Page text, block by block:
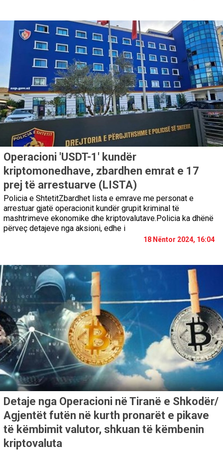
Operacioni 'USDT-1' kundër
kriptomonedhave, zbardhen emrat e 17
prej të arrestuarve (LISTA)
Policia e ShtetitZbardhet lista e emrave me personat e
arrestuar gjatë operacionit kundër grupit kriminal të
mashtrimeve ekonomike dhe kriptovalutave.Policia ka dhënë
përveç detajeve nga aksioni, edhe i
18 Nëntor 2024, 16:04
Detaje nga Operacioni në Tiranë e Shkodër/
Agjentët futën në kurth pronarët e pikave
të këmbimit valutor, shkuan të këmbenin
kriptovaluta